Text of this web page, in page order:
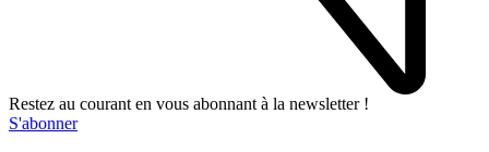
Restez au courant en vous abonnant à la newsletter !
S'abonner